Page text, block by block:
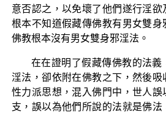
意否認之，以免壞了他們遂行淫
根本不知道假藏傳佛教有男女雙
佛教根本沒有男女雙身邪淫法。
在在證明了假藏傳佛教的法義
淫法，卻依附在佛教之下，然後吸
性力派思想，混入佛門中，世人
支，誤以為他們所說的法就是佛